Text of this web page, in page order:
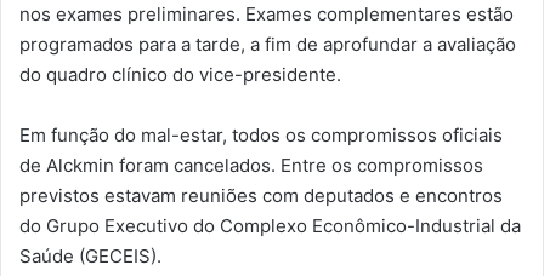
nos exames preliminares. Exames complementares estão
programados para a tarde, a fim de aprofundar a avaliação
do quadro clínico do vice-presidente.
Em função do mal-estar, todos os compromissos oficiais
de Alckmin foram cancelados. Entre os compromissos
previstos estavam reuniões com deputados e encontros
do Grupo Executivo do Complexo Econômico-Industrial da
Saúde (GECEIS).